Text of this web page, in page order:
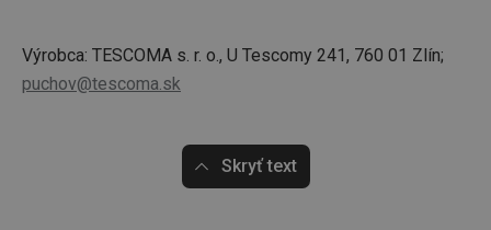
Výrobca: TESCOMA s. r. o., U Tescomy 241, 760 01 Zlín;
puchov@tescoma.sk
Skryť text